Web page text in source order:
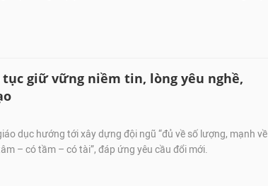
giữ vững niềm tin, lòng yêu nghề,
dục hướng tới xây dựng đội ngũ “đủ về số lượng, mạnh về
– có tầm – có tài”, đáp ứng yêu cầu đổi mới.